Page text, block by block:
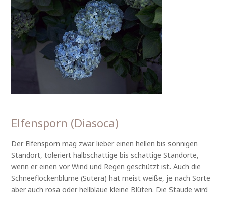
Elfensporn (Diasoca)
Der Elfensporn mag zwar lieber einen hellen bis sonnigen
Standort, toleriert halbschattige bis schattige Standorte,
wenn er einen vor Wind und Regen geschützt ist. Auch die
Schneeflockenblume (Sutera) hat meist weiße, je nach Sorte
aber auch rosa oder hellblaue kleine Blüten. Die Staude wird